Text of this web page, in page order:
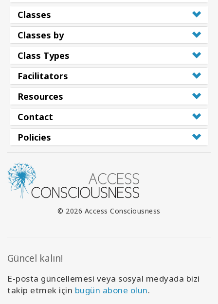
Classes
Classes by
Class Types
Facilitators
Resources
Contact
Policies
© 2026 Access Consciousness
Güncel kalın!
E-posta güncellemesi veya sosyal medyada bizi
takip etmek için bugün abone olun.